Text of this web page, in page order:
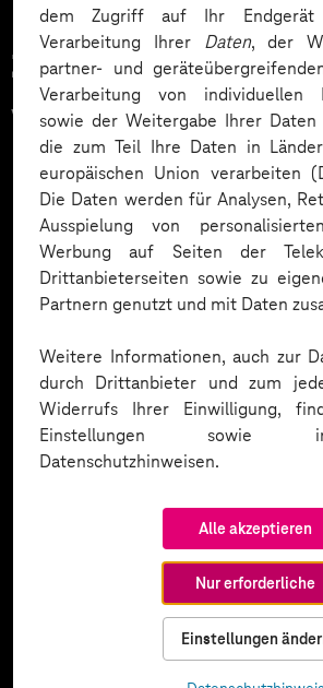
dem Zugriff auf Ihr
Verarbeitung Ihrer Daten, der
partner- und
Verarbeitung von individuellen
sowie der Weitergabe Ihrer
die zum Teil Ihre Daten in
europäischen Union verarbeiten
Die Daten werden für Analysen,
Ausspielung von
Werbung auf Seiten der
Drittanbieterseiten sowie zu
Partnern genutzt und mit Daten
Weitere Informationen, auch zur
durch Drittanbieter und zum
Widerrufs Ihrer Einwilligung,
Einstellungen sowie
Datenschutzhinweisen.
Alle akzeptieren
Nur erforderliche
Einstellungen
Zahlreiche
vertrauen auf
Expertise. Hier eine